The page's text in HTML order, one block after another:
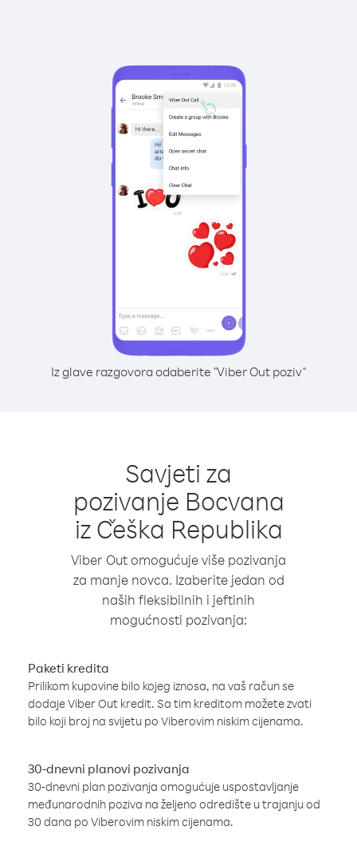
Iz glave razgovora odaberite "Viber Out poziv"
Savjeti za
pozivanje Bocvana
iz Češka Republika
Viber Out omogućuje više pozivanja
za manje novca. Izaberite jedan od
naših fleksibilnih i jeftinih
mogućnosti pozivanja:
Paketi kredita
Prilikom kupovine bilo kojeg iznosa, na vaš račun se
dodaje Viber Out kredit. Sa tim kreditom možete zvati
bilo koji broj na svijetu po Viberovim niskim cijenama.
30-dnevni planovi pozivanja
30-dnevni plan pozivanja omogućuje uspostavljanje
međunarodnih poziva na željeno odredište u trajanju od
30 dana po Viberovim niskim cijenama.